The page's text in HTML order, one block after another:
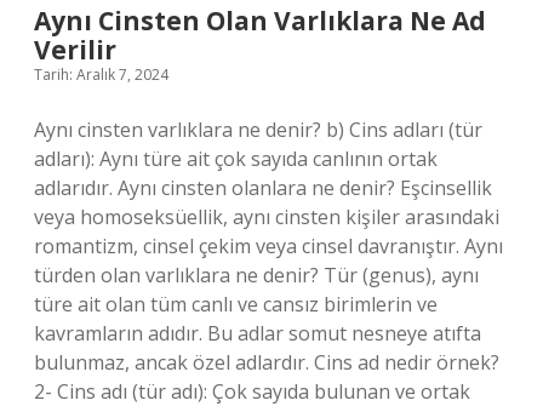
Aynı Cinsten Olan Varlıklara Ne Ad
Verilir
Tarih: Aralık 7, 2024
Aynı cinsten varlıklara ne denir? b) Cins adları (tür
adları): Aynı türe ait çok sayıda canlının ortak
adlarıdır. Aynı cinsten olanlara ne denir? Eşcinsellik
veya homoseksüellik, aynı cinsten kişiler arasındaki
romantizm, cinsel çekim veya cinsel davranıştır. Aynı
türden olan varlıklara ne denir? Tür (genus), aynı
türe ait olan tüm canlı ve cansız birimlerin ve
kavramların adıdır. Bu adlar somut nesneye atıfta
bulunmaz, ancak özel adlardır. Cins ad nedir örnek?
2- Cins adı (tür adı): Çok sayıda bulunan ve ortak